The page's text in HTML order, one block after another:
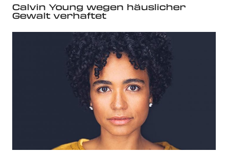
Calvin Young wegen häuslicher
Gewalt verhaftet